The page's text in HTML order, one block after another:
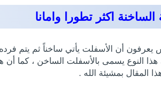
الساخنة اكثر تطورا وامانا
يعرفون أن الأسفلت يأتي ساخناً ثم يتم
النوع يسمى بالأسفلت الساخن ، كما
المقال بمشيئة الله .